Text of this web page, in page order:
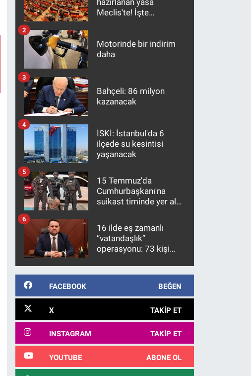
Meclis'te! İşte
Motorinde bir indirim
daha
2
Bahçeli: 86 milyon
kazanacak
3
İSKİ: İstanbul'da 6
ilçede su kesintisi
yaşanacak
4
15 Temmuz'da
Cumhurbaşkanı'na
suikast timinde yer alan
10 yıl sonra yakalandı
5
16 ilde eş zamanlı
“vatandaşlık”
operasyonu: 73 kişi
6
FACEBOOK BEĞEN
X TAKIP ET
INSTAGRAM TAKIP ET
YOUTUBE ABONE OL